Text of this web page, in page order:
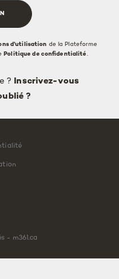
d’utilisation de la Plateforme
Politique de confidentialité.
?
Inscrivez-vous
?
- m361.ca